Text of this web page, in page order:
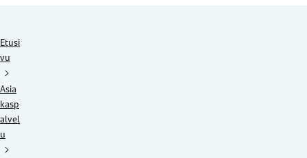
Etusi
vu
Asia
kasp
alvel
u